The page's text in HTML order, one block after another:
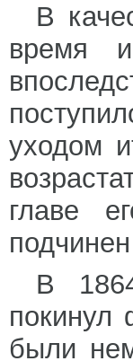
В
время
уходом
главе
В
покинул
были